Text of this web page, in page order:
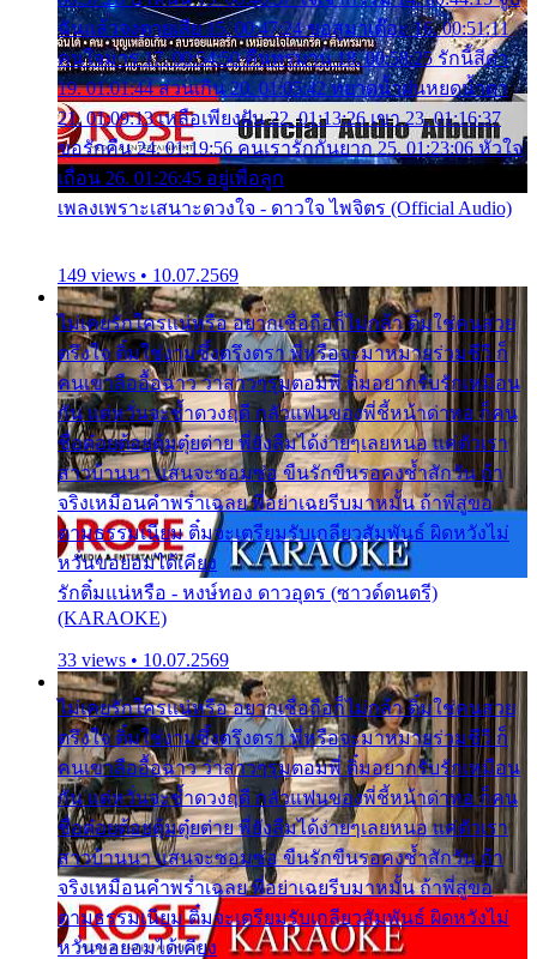
ฉันแล้วจงตายเสีย 15. 00:47:24 ขอสูมาเต๊อะ 16. 00:51:11
คนใจมาร 17. 00:54:50 คืนทรมาน 18. 00:58:25 รักนี้สีดำ
19. 01:01:44 ส่วนเกิน 20. 01:05:42 หยาดน้ำฝนหยดน้ำตา
21. 01:09:13 เหลือเพียงฝัน 22. 01:13:26 เขา 23. 01:16:37
ขอรักคืน 24. 01:19:56 คนเรารักกันยาก 25. 01:23:06 หัวใจ
เถื่อน 26. 01:26:45 อยู่เพื่อลูก
เพลงเพราะเสนาะดวงใจ - ดาวใจ ไพจิตร (Official Audio)
149 views • 10.07.2569
ไม่เคยรักใครแน่หรือ อยากเชื่อถือก็ไม่กล้า ติ๋มใช่คนสวย
ตรึงใจ ติ๋มใช่งามซึ้งตรึงตรา พี่หรือจะมาหมายร่วมชีวี ก็
คนเขาลืออื้อฉาว ว่าสาวๆรุมตอมพี่ ติ๋มอยากรับรักเหมือน
กัน แต่หวั่นจะช้ำดวงฤดี กลัวแฟนของพี่ชี้หน้าด่าทอ ก็คน
ชื่อต๋อยต้อยตุ้มตุ๋ยต่าย พี่ยังลืมได้ง่ายๆเลยหนอ แค่ตัวเรา
สาวบ้านนา แสนจะซอมซ่อ ขืนรักขืนรอคงช้ำสักวัน ถ้า
จริงเหมือนคำพร่ำเฉลย พี่อย่าเฉยรีบมาหมั้น ถ้าพี่สู่ขอ
ตามธรรมเนียม ติ๋มจะเตรียมรับเกลียวสัมพันธ์ ผิดหวังไม่
หวั่นขอยอมได้เคียง
รักติ๋มแน่หรือ - หงษ์ทอง ดาวอุดร (ซาวด์ดนตรี)
(KARAOKE)
33 views • 10.07.2569
ไม่เคยรักใครแน่หรือ อยากเชื่อถือก็ไม่กล้า ติ๋มใช่คนสวย
ตรึงใจ ติ๋มใช่งามซึ้งตรึงตรา พี่หรือจะมาหมายร่วมชีวี ก็
คนเขาลืออื้อฉาว ว่าสาวๆรุมตอมพี่ ติ๋มอยากรับรักเหมือน
กัน แต่หวั่นจะช้ำดวงฤดี กลัวแฟนของพี่ชี้หน้าด่าทอ ก็คน
ชื่อต๋อยต้อยตุ้มตุ๋ยต่าย พี่ยังลืมได้ง่ายๆเลยหนอ แค่ตัวเรา
สาวบ้านนา แสนจะซอมซ่อ ขืนรักขืนรอคงช้ำสักวัน ถ้า
จริงเหมือนคำพร่ำเฉลย พี่อย่าเฉยรีบมาหมั้น ถ้าพี่สู่ขอ
ตามธรรมเนียม ติ๋มจะเตรียมรับเกลียวสัมพันธ์ ผิดหวังไม่
หวั่นขอยอมได้เคียง